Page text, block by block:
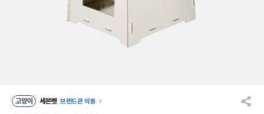
고양이 세븐펫 브랜드관 이동